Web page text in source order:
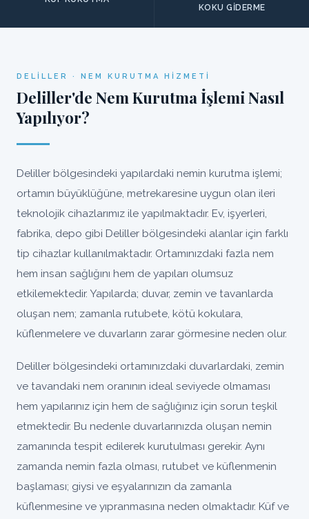
KOKU GIDERME
DELILLER · NEM KURUTMA HIZMETI
Deliller'de Nem Kurutma İşlemi Nasıl
Yapılıyor?
Deliller bölgesindeki yapılardaki nemin kurutma işlemi;
ortamın büyüklüğüne, metrekaresine uygun olan ileri
teknolojik cihazlarımız ile yapılmaktadır. Ev, işyerleri,
fabrika, depo gibi Deliller bölgesindeki alanlar için farklı
tip cihazlar kullanılmaktadır. Ortamınızdaki fazla nem
hem insan sağlığını hem de yapıları olumsuz
etkilemektedir. Yapılarda; duvar, zemin ve tavanlarda
oluşan nem; zamanla rutubete, kötü kokulara,
küflenmelere ve duvarların zarar görmesine neden olur.
Deliller bölgesindeki ortamınızdaki duvarlardaki, zemin
ve tavandaki nem oranının ideal seviyede olmaması
hem yapılarınız için hem de sağlığınız için sorun teşkil
etmektedir. Bu nedenle duvarlarınızda oluşan nemin
zamanında tespit edilerek kurutulması gerekir. Aynı
zamanda nemin fazla olması, rutubet ve küflenmenin
başlaması; giysi ve eşyalarınızın da zamanla
küflenmesine ve yıpranmasına neden olmaktadır. Küf ve